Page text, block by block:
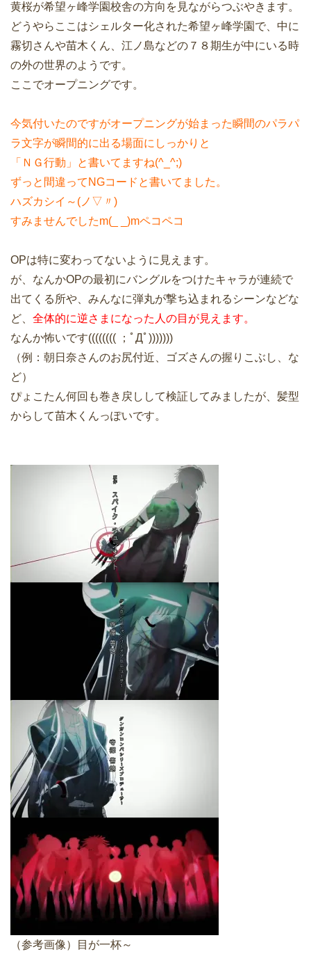
黄桜が希望ヶ峰学園校舎の方向を見ながらつぶやきます。
どうやらここはシェルター化された希望ヶ峰学園で、中に
霧切さんや苗木くん、江ノ島などの７８期生が中にいる時
の外の世界のようです。
ここでオープニングです。
今気付いたのですがオープニングが始まった瞬間のパラパ
ラ文字が瞬間的に出る場面にしっかりと
「ＮＧ行動」と書いてますね(^_^;)
ずっと間違ってNGコードと書いてました。
ハズカシイ～(ノ▽〃)
すみませんでしたm(_ _)mペコペコ
OPは特に変わってないように見えます。
が、なんかOPの最初にバングルをつけたキャラが連続で
出てくる所や、みんなに弾丸が撃ち込まれるシーンなどな
ど、 全体的に逆さまになった人の目が見えます。
なんか怖いです(((((((( ；ﾟДﾟ)))))))
（例：朝日奈さんのお尻付近、ゴズさんの握りこぶし、な
ど）
ぴょこたん何回も巻き戻しして検証してみましたが、髪型
からして苗木くんっぽいです。
（参考画像）目が一杯～